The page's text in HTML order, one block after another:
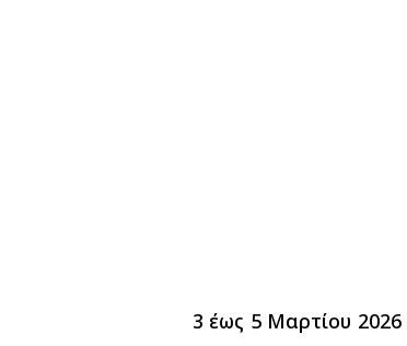
3 έως 5 Μαρτίου 2026